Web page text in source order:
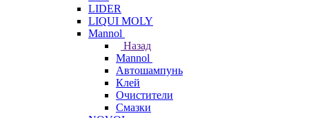
LIDER
LIQUI MOLY
Mannol
Назад
Mannol
Автошампунь
Клей
Очистители
Смазки